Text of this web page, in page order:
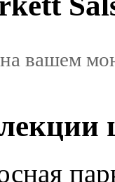
вашем